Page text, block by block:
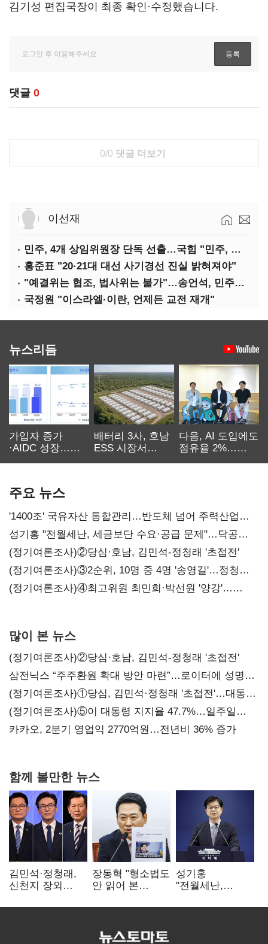
김기성 편집국장이 최종 확인·수정했습니다.
댓글 0
0/0 댓글 더보기
이선재
민주, 4개 상임위원장 단독 선출…국힘 "민주, 협치 무너뜨려"
홍준표 "20·21대 대선 사기경선 진실 밝혀져야"
"예결위는 협조, 법사위는 불가"…송언석, 민주당 압박
국정원 "이스라엘·이란, 언제든 교전 재개"
뉴스리듬
가입자 증가
·AIDC 성장…
배터리 3사, 호남
ESS 시장서
다음, AI 도입에도
점유율 2%…
주요 뉴스
'1400조' 국유자산 통합관리…반도체 넘어 주력산업
구조혁신
성기홍 "전월세난, 세금보단 수요·공급 문제"…닥공
시사
(정기여론조사)②당심·호남, 김민석-정청래 '초접전'
(정기여론조사)③2순위, 10명 중 4명 '송영길'…정청래
'한 자릿수'
(정기여론조사)④최고위원 최민희·박선원 '양강'…
많이 본 뉴스
(정기여론조사)②당심·호남, 김민석-정청래 '초접전'
삼전닉스 “주주환원 확대 방안 마련”…로이터에 성명
보내
(정기여론조사)①당심, 김민석·정청래 '초접전'…대통령
지지도 '50% 아래로'(종합)
(정기여론조사)⑤이 대통령 지지율 47.7%…일주일
만에 다시 40%대
카카오, 2분기 영업익 2770억원…전년비 36% 증가
함께 볼만한 뉴스
김민석·정청래,
신천지 장외
"호남 계몽 규탄"
장동혁 "형소법도
안 읽어 본
속도로 무너질
성기홍
"전월세난,
공급 문제"…닥공